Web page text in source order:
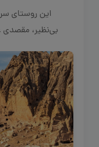
این روستای
بی‌نظیر،